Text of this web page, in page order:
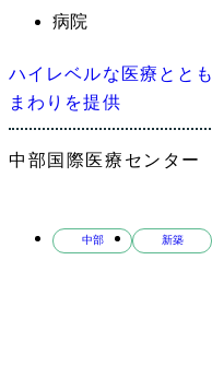
ハイレベルな医療とと
まわりを提供
病院
中部国際医療センター
中部 新築